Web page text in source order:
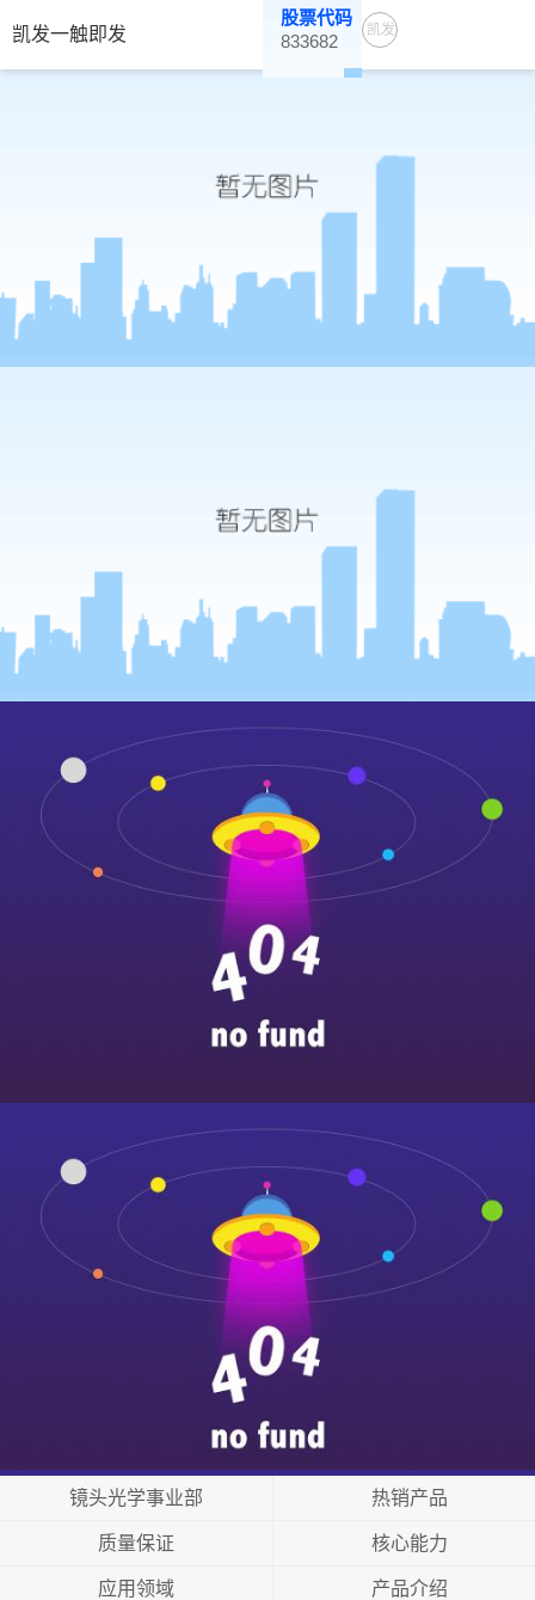
凯发一触即发
股票代码
833682
凯发
镜头光学事业部 热销产品
质量保证 核心能力
应用领域 产品介绍